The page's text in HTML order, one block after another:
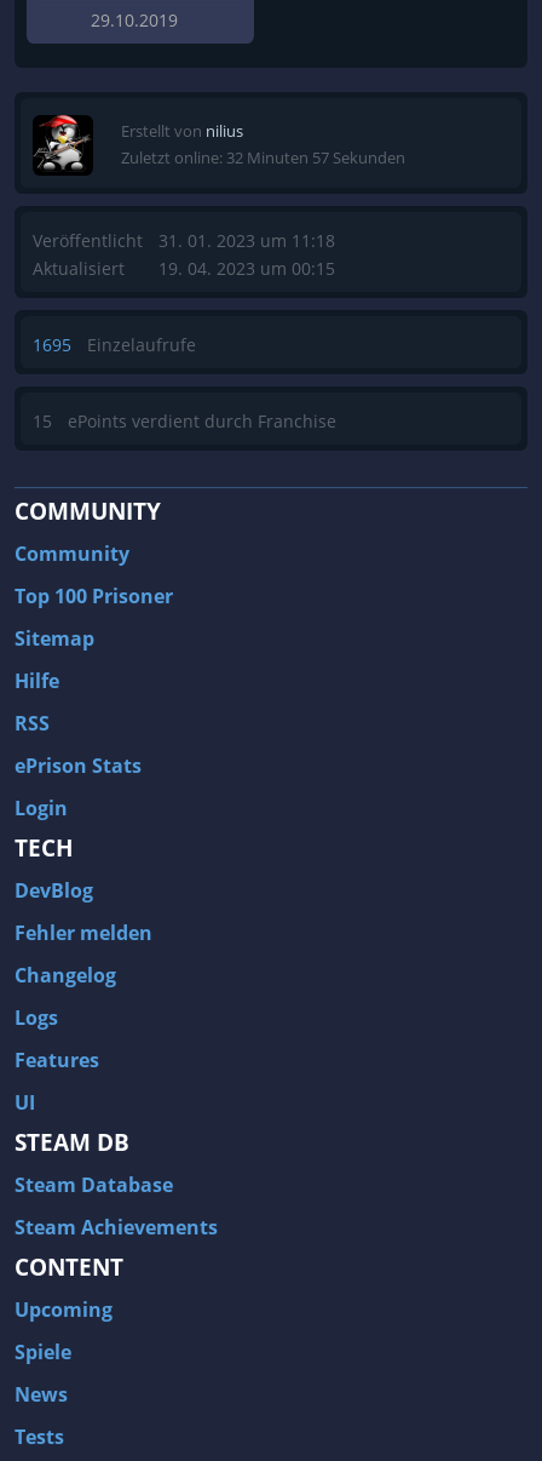
29.10.2019
Erstellt von nilius
Zuletzt online: 32 Minuten 57 Sekunden
Veröffentlicht
Aktualisiert
31. 01. 2023 um 11:18
19. 04. 2023 um 00:15
1695 Einzelaufrufe
15 ePoints verdient durch Franchise
COMMUNITY
Community
Top 100 Prisoner
Sitemap
Hilfe
RSS
ePrison Stats
Login
TECH
DevBlog
Fehler melden
Changelog
Logs
Features
UI
STEAM DB
Steam Database
Steam Achievements
CONTENT
Upcoming
Spiele
News
Tests